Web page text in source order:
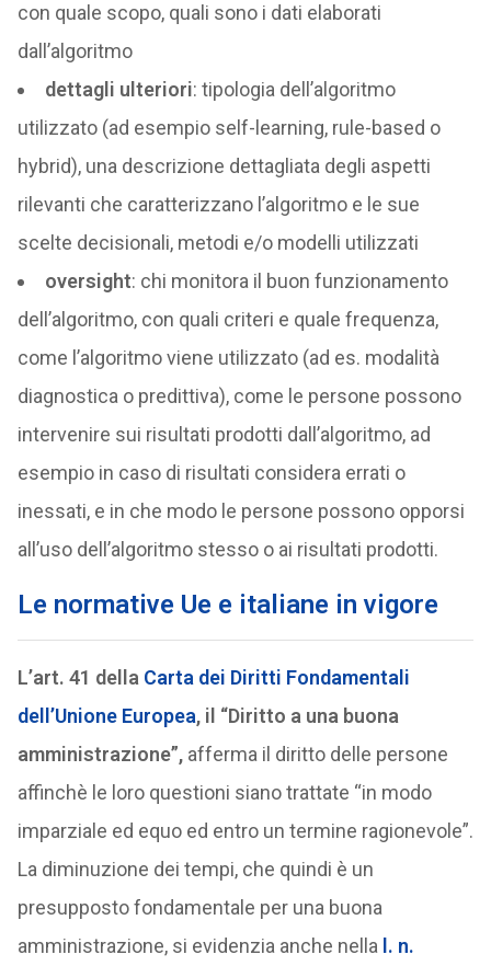
con quale scopo, quali sono i dati elaborati
dall’algoritmo
dettagli ulteriori: tipologia dell’algoritmo
utilizzato (ad esempio self-learning, rule-based o
hybrid), una descrizione dettagliata degli aspetti
rilevanti che caratterizzano l’algoritmo e le sue
scelte decisionali, metodi e/o modelli utilizzati
oversight: chi monitora il buon funzionamento
dell’algoritmo, con quali criteri e quale frequenza,
come l’algoritmo viene utilizzato (ad es. modalità
diagnostica o predittiva), come le persone possono
intervenire sui risultati prodotti dall’algoritmo, ad
esempio in caso di risultati considera errati o
inessati, e in che modo le persone possono opporsi
all’uso dell’algoritmo stesso o ai risultati prodotti.
Le normative Ue e italiane in vigore
L’art. 41 della Carta dei Diritti Fondamentali
dell’Unione Europea, il “Diritto a una buona
amministrazione”,afferma il diritto delle persone
affinchè le loro questioni siano trattate “in modo
imparziale ed equo ed entro un termine ragionevole”.
La diminuzione dei tempi, che quindi è un
presupposto fondamentale per una buona
amministrazione, si evidenzia anche nella l. n.